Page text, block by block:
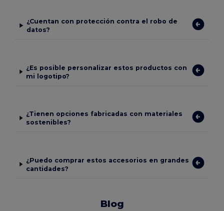
¿Cuentan con protección contra el robo de
datos?
¿Es posible personalizar estos productos con
mi logotipo?
¿Tienen opciones fabricadas con materiales
sostenibles?
¿Puedo comprar estos accesorios en grandes
cantidades?
Blog